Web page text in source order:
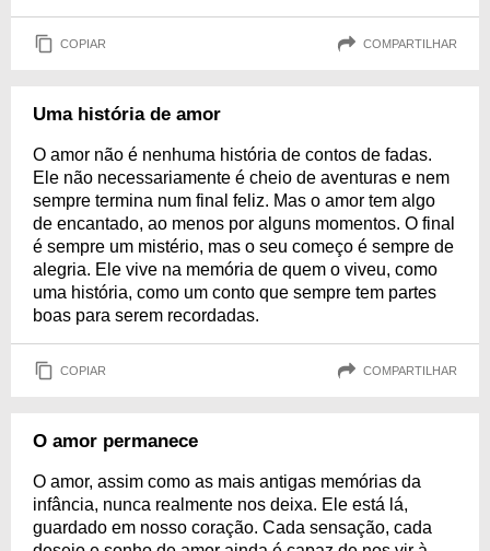
COPIAR COMPARTILHAR
Uma história de amor
O amor não é nenhuma história de contos de fadas.
Ele não necessariamente é cheio de aventuras e nem
sempre termina num final feliz. Mas o amor tem algo
de encantado, ao menos por alguns momentos. O final
é sempre um mistério, mas o seu começo é sempre de
alegria. Ele vive na memória de quem o viveu, como
uma história, como um conto que sempre tem partes
boas para serem recordadas.
COPIAR COMPARTILHAR
O amor permanece
O amor, assim como as mais antigas memórias da
infância, nunca realmente nos deixa. Ele está lá,
guardado em nosso coração. Cada sensação, cada